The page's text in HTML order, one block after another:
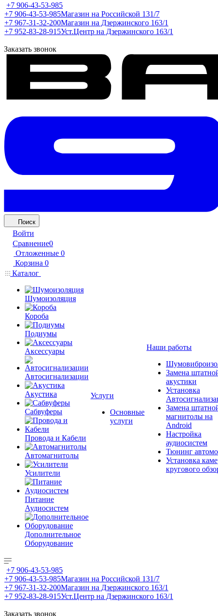
+7 906-43-53-985
+7 906-43-53-985Магазин на Российской 131/7
+7 967-31-32-200Магазин на Дзержинского 163/1
+7 952-83-28-915Уст.Центр на Дзержинского 163/1
Заказать звонок
Поиск
Войти
Сравнение0
Отложенные 0
Корзина 0
Каталог
Шумоизоляция
Короба
Подиумы
Аксессуары
Автосигнализации
Акустика
Сабвуферы
Провода и Кабели
Автомагнитолы
Усилители
Питание
Аудиосистем
Дополнительное
Оборудование
Услуги
Основные
услуги
Наши работы
Замена
акустики
Установка
Замена
магнитолы на
Android
Настройка
аудиосистем
Тюнинг
Установка
кругового
+7 906-43-53-985
+7 906-43-53-985Магазин на Российской 131/7
+7 967-31-32-200Магазин на Дзержинского 163/1
+7 952-83-28-915Уст.Центр на Дзержинского 163/1
Заказать звонок